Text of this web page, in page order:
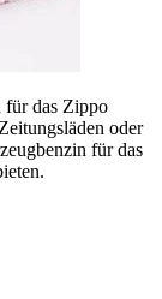
für das Zippo
oder
für das